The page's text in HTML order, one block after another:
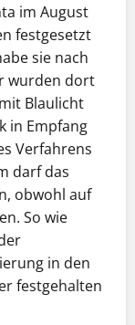
im August
festgesetzt
sie nach
wurden dort
Blaulicht
in Empfang
Verfahrens
darf das
obwohl auf
So wie
in den
festgehalten